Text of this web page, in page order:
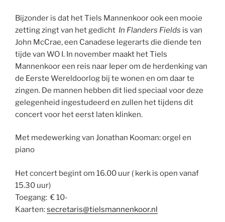
Bijzonder is dat het Tiels Mannenkoor ook een mooie
zetting zingt van het gedicht In Flanders Fields is van
John McCrae, een Canadese legerarts die diende ten
tijde van WO I. In november maakt het Tiels
Mannenkoor een reis naar Ieper om de herdenking van
de Eerste Wereldoorlog bij te wonen en om daar te
zingen. De mannen hebben dit lied speciaal voor deze
gelegenheid ingestudeerd en zullen het tijdens dit
concert voor het eerst laten klinken.
Met medewerking van Jonathan Kooman: orgel en
piano
Het concert begint om 16.00 uur ( kerk is open vanaf
15.30 uur)
Toegang: € 10-
Kaarten:secretaris@tielsmannenkoor.nl